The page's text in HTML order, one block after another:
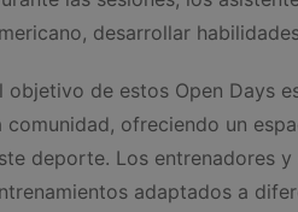
desarrollar
objetivo de estos Open Days
comunidad, ofreciendo un
deporte. Los entrenadores
adaptados a